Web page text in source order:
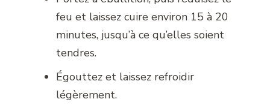
feu et laissez cuire environ 15 à 20
minutes, jusqu’à ce qu’elles soient
tendres.
Égouttez et laissez refroidir
légèrement.